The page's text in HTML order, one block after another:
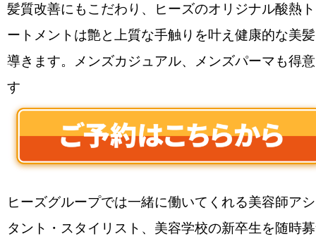
髪質改善にもこだわり、ヒーズのオリジナル酸熱
ートメントは艶と上質な手触りを叶え健康的な美
導きます。メンズカジュアル、メンズパーマも得
す
ヒーズグループでは一緒に働いてくれる美容師ア
タント・スタイリスト、美容学校の新卒生を随時